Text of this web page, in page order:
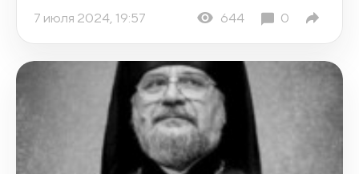
7 июля 2024, 19:57 644 0